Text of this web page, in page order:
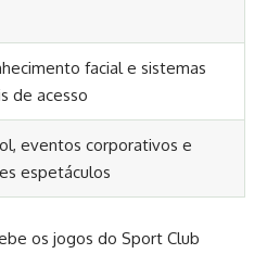
facial e sistemas
de acesso
eventos corporativos e
espetáculos
os jogos do Sport Club